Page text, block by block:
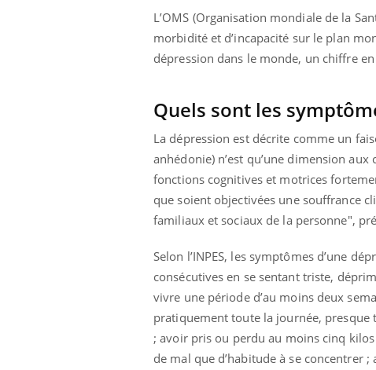
L’OMS (Organisation mondiale de la
morbidité et d’incapacité sur le plan
dépression dans le monde, un chiffre
Quels sont les
La dépression est décrite comme un
anhédonie) n’est qu’une dimension
fonctions cognitives et motrices
que soient objectivées une souffrance
familiaux et sociaux de la personne",
Selon l’INPES, les symptômes d’une
consécutives en se sentant triste,
vivre une période d’au moins deux
pratiquement toute la journée, presque
; avoir pris ou perdu au moins cinq
de mal que d’habitude à se concentrer
Un « jumeau numérique » pour
faciliter l’accès à la médecine
préventiveYoutube
Un établissement lié à un groupe
mutualiste innove en matière de bilan de
santé : l'utilisation d'un « jumeau
Youtube
COUP
Coup